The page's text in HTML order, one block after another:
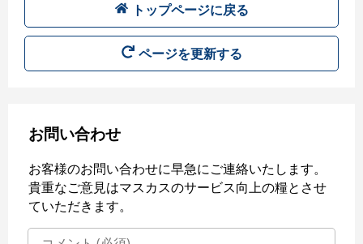
トップページに戻る
ページを更新する
お問い合わせ
お客様のお問い合わせに早急にご連絡いたします。
貴重なご意見はマスカスのサービス向上の糧とさせ
ていただきます。